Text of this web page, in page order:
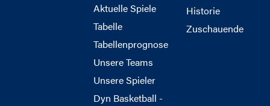
Aktuelle Spiele
Tabelle
Tabellenprognose
Unsere Teams
Unsere Spieler
Dyn Basketball -
Historie
Zuschauende